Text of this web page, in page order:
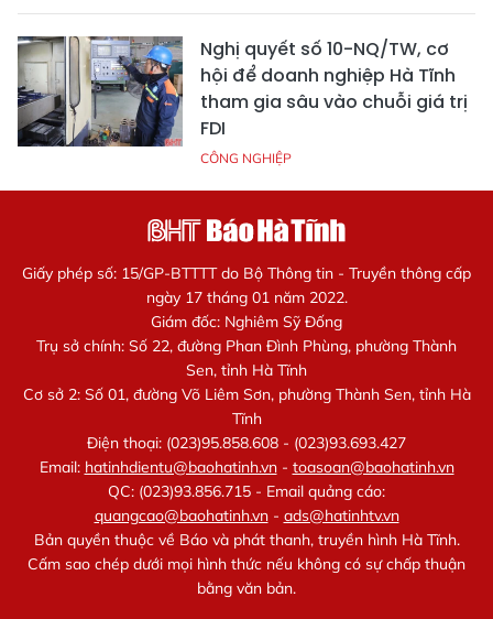
Nghị quyết số 10-NQ/TW, cơ
hội để doanh nghiệp Hà Tĩnh
tham gia sâu vào chuỗi giá trị
FDI
CÔNG NGHIỆP
Giấy phép số: 15/GP-BTTTT do Bộ Thông tin - Truyền thông cấp
ngày 17 tháng 01 năm 2022.
Giám đốc: Nghiêm Sỹ Đống
Trụ sở chính: Số 22, đường Phan Đình Phùng, phường Thành
Sen, tỉnh Hà Tĩnh
Cơ sở 2: Số 01, đường Võ Liêm Sơn, phường Thành Sen, tỉnh Hà
Tĩnh
Điện thoại: (023)95.858.608 - (023)93.693.427
Email: hatinhdientu@baohatinh.vn- toasoan@baohatinh.vn
QC: (023)93.856.715 - Email quảng cáo:
quangcao@baohatinh.vn- ads@hatinhtv.vn
Bản quyền thuộc về Báo và phát thanh, truyền hình Hà Tĩnh.
Cấm sao chép dưới mọi hình thức nếu không có sự chấp thuận
bằng văn bản.